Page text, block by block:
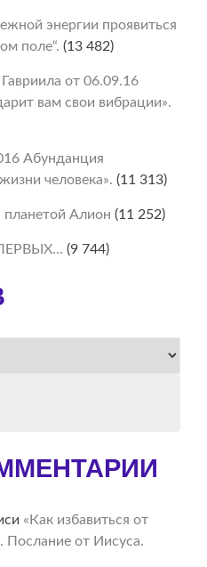
энергии проявиться
поле“. (13 482)
от 06.09.16
вам свои вибрации».
Абунданция
человека». (11 313)
планетой Алион (11 252)
(9 744)
«Как избавиться от
Послание от Иисуса.